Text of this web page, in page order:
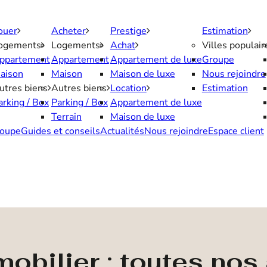
biens
/ Box
Acheter
Logements
Appartement
Maison
Autres biens
Parking / Box
Terrain
Prestige
Achat
Appartement de luxe
Maison de luxe
Location
Appartement de luxe
Maison de luxe
Estimation
Villes
Groupe
Nous rejoindre
Estimation
Guides et conseilsActualitésNous rejoindreEspace client